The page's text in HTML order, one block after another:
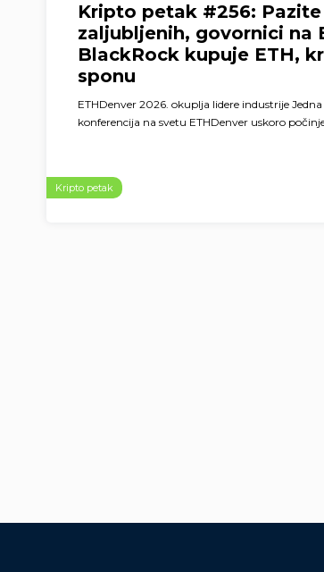
Kripto petak #256:
zaljubljenih, govornici na
BlackRock kupuje ETH,
sponu
ETHDenver 2026. okuplja lidere industrije
konferencija na svetu ETHDenver uskoro
Kripto petak